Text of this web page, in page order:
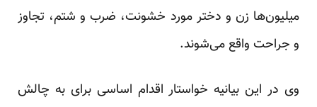
میلیون‌ها زن و دختر مورد خشونت، ضرب و شتم، تجاوز
و جراحت واقع می‌شوند.
وی در این بیانیه خواستار اقدام اساسی برای به چالش